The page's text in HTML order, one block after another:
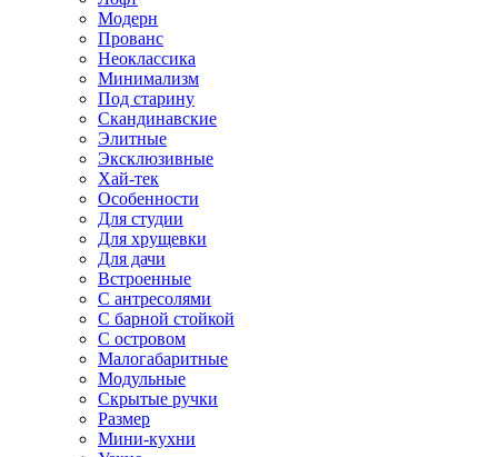
Модерн
Прованс
Неоклассика
Минимализм
Под старину
Скандинавские
Элитные
Эксклюзивные
Хай-тек
Особенности
Для студии
Для хрущевки
Для дачи
Встроенные
С антресолями
С барной стойкой
С островом
Малогабаритные
Модульные
Скрытые ручки
Размер
Мини-кухни